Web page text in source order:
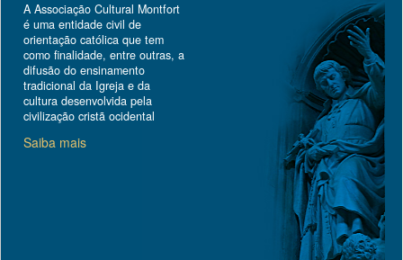
A Associação Cultural Montfort
é uma entidade civil de
orientação católica que tem
como finalidade, entre outras, a
difusão do ensinamento
tradicional da Igreja e da
cultura desenvolvida pela
civilização cristã ocidental
Saiba mais